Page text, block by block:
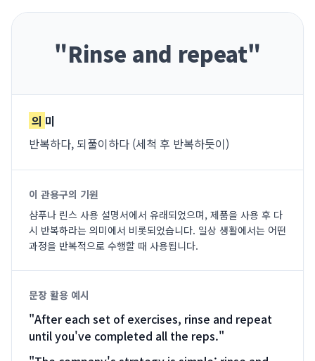
"Rinse and repeat"
의 미
반복하다, 되풀이하다 (세척 후 반복하듯이)
이 관용구의 기원
샴푸나 린스 사용 설명서에서 유래되었으며, 제품을 사용 후 다
시 반복하라는 의미에서 비롯되었습니다. 일상 생활에서는 어떤
과정을 반복적으로 수행할 때 사용됩니다.
문장 활용 예시
"After each set of exercises, rinse and repeat
until you've completed all the reps."